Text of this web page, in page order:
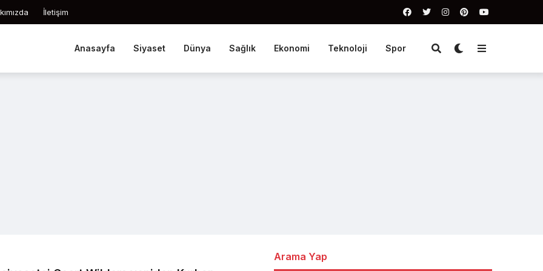
İletişim
Anasayfa Siyaset Dünya Sağlık Ekonomi Teknoloji Spor
Arama Yap